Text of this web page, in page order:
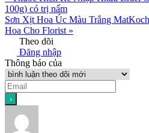
100g) có trị nấm
Sơn Xịt Hoa Úc Màu Trắng
Hoa Cho Florist »
Theo dõi
Đăng nhập
Thông báo của